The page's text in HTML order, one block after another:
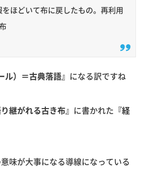
ほどいて布に戻したもの。再利用
ル）＝古典落語』 になる訳ですね
継がれる古き布』 に書かれた 『経
味が大事になる導線になっている